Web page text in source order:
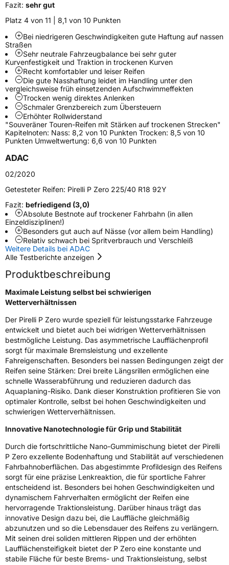
ModellnameP Zero
Fahrzeugart PKW & SUV
Weitere Eigenschaften
SchlauchtypTL
ZustandNeureifen
VerstärktXL
EU Label
EffizienzC
Nasshaftung A
Rollgeräusch (Klasse)A
FahrzeugklasseC1
3PMSF / Schneeflockensymbol / Alpine-Symbol
EisgripNein
EPREL ID595681
Allgemeine Produktsicherheit (GPSR)
HerstellerkontaktPIRELLI TYRE SPA, Viale Piero e Alberto
Pirelli 25 20126 Milano Italien,
www.pirelli.com,
consumer.support@pirelli.com
Fazit: sehr gut
Platz 4 von 11 | 8,1 von 10 Punkten
Bei niedrigeren Geschwindigkeiten gute Haftung auf nassen
Straßen
Sehr neutrale Fahrzeugbalance bei sehr guter
Kurvenfestigkeit und Traktion in trockenen Kurven
Recht komfortabler und leiser Reifen
Die gute Nasshaftung leidet im Handling unter den
vergleichsweise früh einsetzenden Aufschwimmeffekten
Trocken wenig direktes Anlenken
Schmaler Grenzbereich zum Übersteuern
Erhöhter Rollwiderstand
"Souveräner Touren-Reifen mit Stärken auf trockenen Strecken"
Kapitelnoten: Nass: 8,2 von 10 Punkten Trocken: 8,5 von 10
Punkten Umweltwertung: 6,6 von 10 Punkten
ADAC
02/2020
Getesteter Reifen: Pirelli P Zero 225/40 R18 92Y
Fazit: befriedigend (3,0)
Absolute Bestnote auf trockener Fahrbahn (in allen
Einzeldisziplinen!)
Besonders gut auch auf Nässe (vor allem beim Handling)
Relativ schwach bei Spritverbrauch und Verschleiß
Weitere Details bei ADAC
Alle Testberichte anzeigen
Produktbeschreibung
Maximale Leistung selbst bei schwierigen
Wetterverhältnissen
Der Pirelli P Zero wurde speziell für leistungsstarke Fahrzeuge
entwickelt und bietet auch bei widrigen Wetterverhältnissen
bestmögliche Leistung. Das asymmetrische Laufflächenprofil
sorgt für maximale Bremsleistung und exzellente
Fahreigenschaften. Besonders bei nassen Bedingungen zeigt der
Reifen seine Stärken: Drei breite Längsrillen ermöglichen eine
schnelle Wasserabführung und reduzieren dadurch das
Aquaplaning-Risiko. Dank dieser Konstruktion profitieren Sie von
optimaler Kontrolle, selbst bei hohen Geschwindigkeiten und
schwierigen Wetterverhältnissen.
Innovative Nanotechnologie für Grip und Stabilität
Durch die fortschrittliche Nano-Gummimischung bietet der Pirelli
P Zero exzellente Bodenhaftung und Stabilität auf verschiedenen
Fahrbahnoberflächen. Das abgestimmte Profildesign des Reifens
sorgt für eine präzise Lenkreaktion, die für sportliche Fahrer
entscheidend ist. Besonders bei hohen Geschwindigkeiten und
dynamischem Fahrverhalten ermöglicht der Reifen eine
hervorragende Traktionsleistung. Darüber hinaus trägt das
innovative Design dazu bei, die Lauffläche gleichmäßig
abzunutzen und so die Lebensdauer des Reifens zu verlängern.
Mit seinen drei soliden mittleren Rippen und der erhöhten
Laufflächensteifigkeit bietet der P Zero eine konstante und
stabile Fläche für beste Brems- und Traktionsleistung, selbst